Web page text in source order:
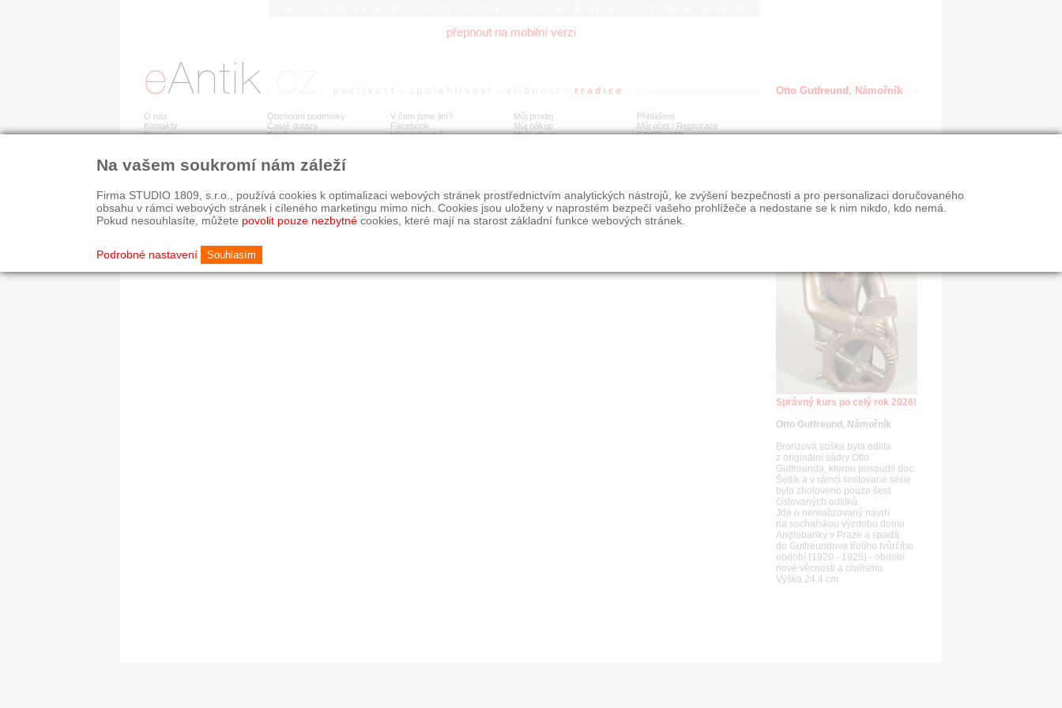
přepnout na mobilní verzi
O nás
Kontakty
Recenze
Obchodní podmínky
Časté dotazy
Ceník
V čem jsme jiní?
Facebook
Výkup šperků
Můj prodej
Můj nákup
Moje album
Přihlášení
Můj účet / Registrace
GDPR/AML
Detail položky již není dostupný.
© 2003-2026 STUDIO 1809, s.r.o.
Otto Gutfreund, Námořník
Správný kurs po celý rok 2026!
Otto Gutfreund, Námořník
Bronzová soška byla odlita
z originální sádry Otto
Gutfreunda, kterou posoudil doc.
Šetlík a v rámci limitované série
bylo zhotoveno pouze šest
číslovaných odlitků.
Jde o nerealizovaný návrh
na sochařskou výzdobu domu
Anglobanky v Praze a spadá
do Gutfreundova třetího tvůrčího
období (1920 - 1925) - období
nové věcnosti a civilismu.
Výška 24,4 cm.
Na vašem soukromí nám záleží
Firma STUDIO 1809, s.r.o., používá cookies k optimalizaci webových stránek prostřednictvím analytických nástrojů, ke zvýšení bezpečnosti a pro personalizaci doručovaného
obsahu v rámci webových stránek i cíleného marketingu mimo nich. Cookies jsou uloženy v naprostém bezpečí vašeho prohlížeče a nedostane se k nim nikdo, kdo nemá.
Pokud nesouhlasíte, můžete povolit pouze nezbytné cookies, které mají na starost základní funkce webových stránek.
Podrobné nastavení Souhlasím